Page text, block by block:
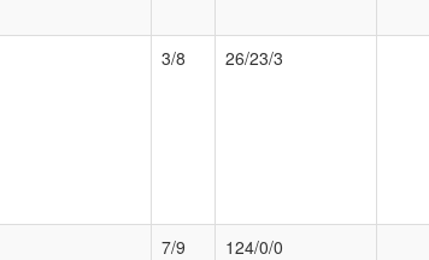
3/8 26/23/3
7/9 124/0/0